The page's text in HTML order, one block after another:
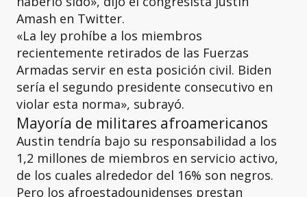
Amash en Twitter.
«La ley prohíbe a los miembros
recientemente retirados de las Fuerzas
Armadas servir en esta posición civil. Biden
sería el segundo presidente consecutivo en
violar esta norma», subrayó.
Mayoría de militares afroamericanos
Austin tendría bajo su responsabilidad a los
1,2 millones de miembros en servicio activo,
de los cuales alrededor del 16% son negros.
Pero los afroestadounidenses prestan